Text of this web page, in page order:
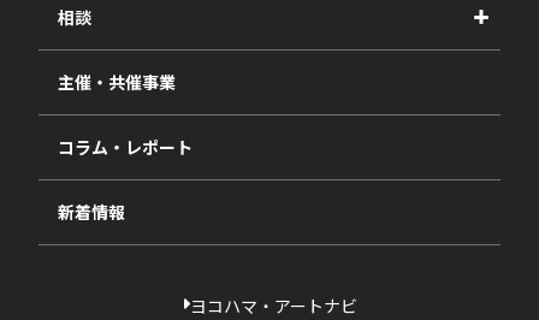
2025年度
2024年度
2023年度
過去の採択一覧
相談
視察・ヒアリング・研究
相談依頼フォーム
主催・共催事業
コラム・レポート
新着情報
ヨコハマ・アートナビ